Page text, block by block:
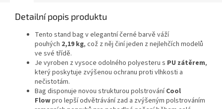
Detailní popis produktu
Tento stand bag v elegantní černé barvě váží
pouhých 2,19 kg, což z něj činí jeden z nejlehčích modelů
ve své třídě.
Je vyroben z vysoce odolného polyesteru s PU zátěrem,
který poskytuje zvýšenou ochranu proti vlhkosti a
nečistotám.
Bag disponuje novou strukturou polstrováníCool
Flowpro lepší odvětrávání zad a zvýšeným polstrováním